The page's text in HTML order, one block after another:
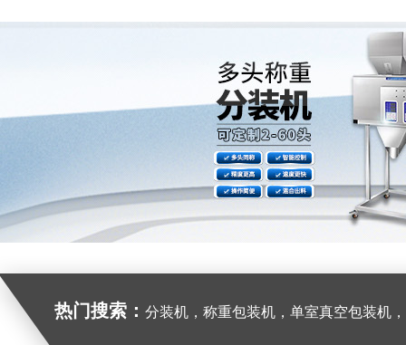
热门搜索： 分装机，称重包装机，单室真空包装机，双室真